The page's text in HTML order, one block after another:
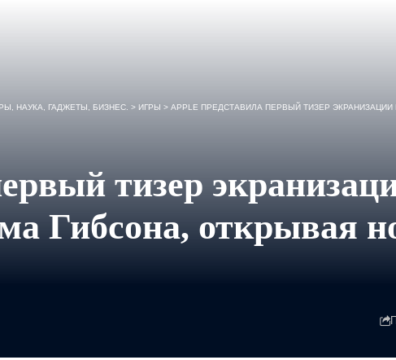
НАУКА, ГАДЖЕТЫ, БИЗНЕС. > ИГРЫ > APPLE ПРЕДСТАВИЛА ПЕРВЫЙ ТИЗЕР ЭКРАНИЗАЦИИ
тизер
Гибсона, открывая